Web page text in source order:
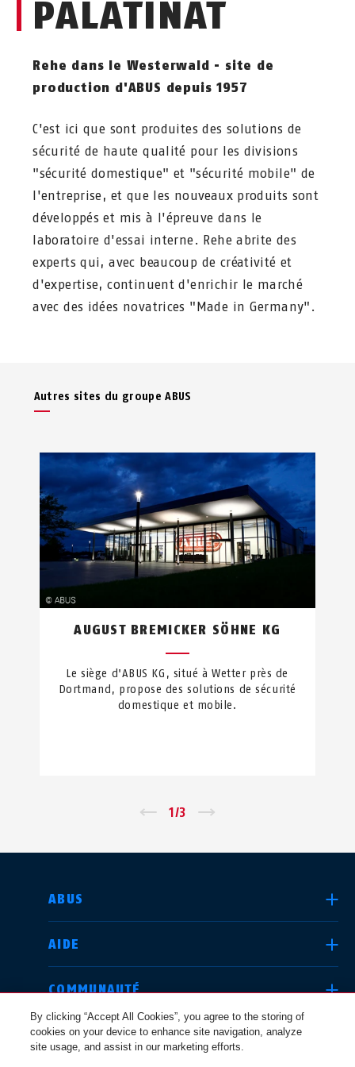
PALATINAT
Rehe dans le Westerwald - site de
production d'ABUS depuis 1957
C'est ici que sont produites des solutions de
sécurité de haute qualité pour les divisions
"sécurité domestique" et "sécurité mobile" de
l'entreprise, et que les nouveaux produits sont
développés et mis à l'épreuve dans le
laboratoire d'essai interne. Rehe abrite des
experts qui, avec beaucoup de créativité et
d'expertise, continuent d'enrichir le marché
avec des idées novatrices "Made in Germany".
Autres sites du groupe ABUS
AUGUST BREMICKER SÖHNE KG
Le siège d'ABUS KG, situé à Wetter près de
Dortmand, propose des solutions de sécurité
domestique et mobile.
1/3
ABUS
AIDE
COMMUNAUTÉ
QUESTIONS JURIDIQUES
CHOISIR UN PAYS
Deutschland
By clicking “Accept All Cookies”, you agree to the storing of
cookies on your device to enhance site navigation, analyze
site usage, and assist in our marketing efforts.